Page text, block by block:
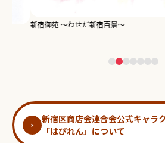
新宿御苑 ～わせだ新宿百景～
新宿区商店会連合会公式キャラ
「はぴれん」について